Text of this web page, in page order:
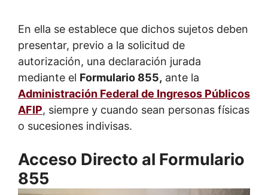
En ella se establece que dichos sujetos deben
presentar, previo a la solicitud de
autorización, una declaración jurada
mediante el Formulario 855, ante la
Administración Federal de Ingresos Públicos
AFIP, siempre y cuando sean personas físicas
o sucesiones indivisas.
Acceso Directo al Formulario
855